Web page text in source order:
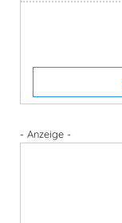
- Anzeige -